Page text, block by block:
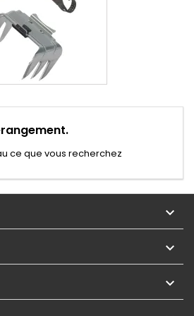
ce que vous recherchez


